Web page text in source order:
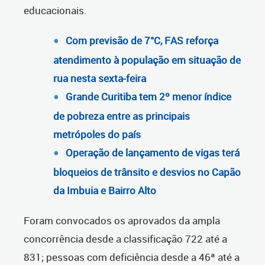
educacionais.
Com previsão de 7°C, FAS reforça
atendimento à população em situação de
rua nesta sexta-feira
Grande Curitiba tem 2º menor índice
de pobreza entre as principais
metrópoles do país
Operação de lançamento de vigas terá
bloqueios de trânsito e desvios no Capão
da Imbuia e Bairro Alto
Foram convocados os aprovados da ampla
concorrência desde a classificação 722 até a
831; pessoas com deficiência desde a 46ª até a